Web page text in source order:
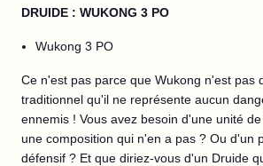
DRUIDE : WUKONG 3 PO
Wukong 3 PO
Ce n'est pas parce que Wukong n'est pas
traditionnel qu'il ne représente aucun
ennemis ! Vous avez besoin d'une unité
une composition qui n'en a pas ? Ou d'un
défensif ? Et que diriez-vous d'un Druide